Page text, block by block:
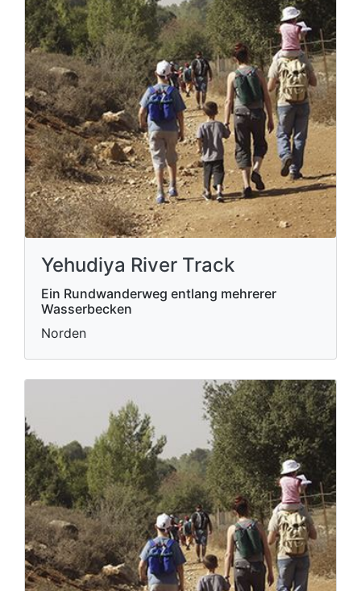
Yehudiya River Track
Ein Rundwanderweg entlang mehrerer
Wasserbecken
Norden